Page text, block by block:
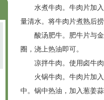
水煮牛肉。牛肉片加
量清水。将牛肉片煮熟后
酸汤肥牛。肥牛片与
圈，浇上热油即可。
凉拌牛肉。使用卤牛
火锅牛肉。牛肉片加
中。锅中热油，加入葱姜